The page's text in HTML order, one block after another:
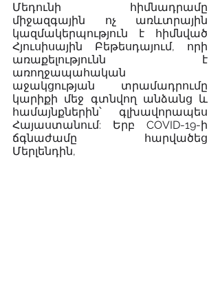
Մեդունի հիմնադրամը
միջազգային ոչ առևտրային
կազմակերպություն է հիմնված
Հյուսիսային Բեթեսդայում, որի
առաքելությունն է
առողջապահական
աջակցության տրամադրումը
կարիքի մեջ գտնվող անձանց և
համայնքներին՝ գլխավորապես
Հայաստանում: Երբ COVID-19-ի
ճգնաժամը հարվածեց
Մերլենդին,